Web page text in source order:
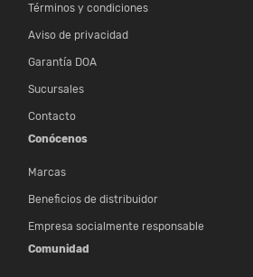
Términos y condiciones
Aviso de privacidad
Garantía DOA
Sucursales
Contacto
Conócenos
Marcas
Beneficios de distribuidor
Empresa socialmente responsable
Comunidad